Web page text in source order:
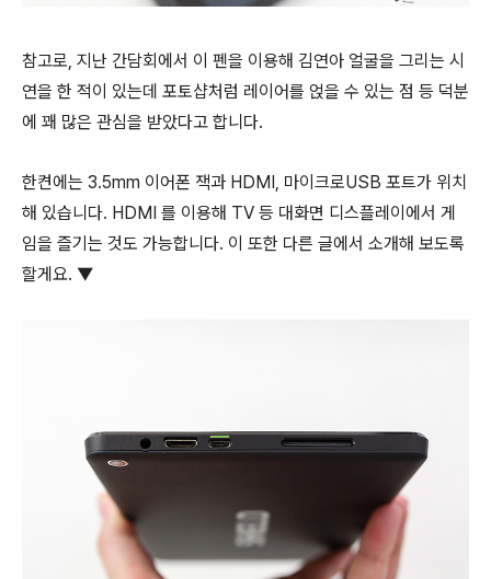
참고로, 지난 간담회에서 이 펜을 이용해 김연아 얼굴을 그리는 시
연을 한 적이 있는데 포토샵처럼 레이어를 얹을 수 있는 점 등 덕분
에 꽤 많은 관심을 받았다고 합니다.
한켠에는 3.5mm 이어폰 잭과 HDMI, 마이크로USB 포트가 위치
해 있습니다. HDMI 를 이용해 TV 등 대화면 디스플레이에서 게
임을 즐기는 것도 가능합니다. 이 또한 다른 글에서 소개해 보도록
할게요. ▼